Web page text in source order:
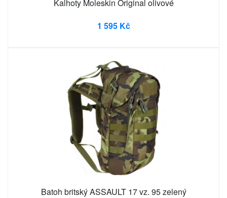
Kalhoty Moleskin Original olivové
1 595 Kč
Batoh britský ASSAULT 17 vz. 95 zelený